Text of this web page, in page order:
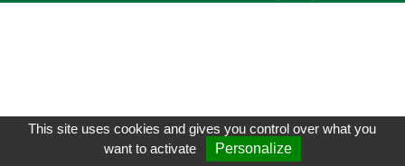
This site uses cookies and gives you control over what you
want to activate
Personalize